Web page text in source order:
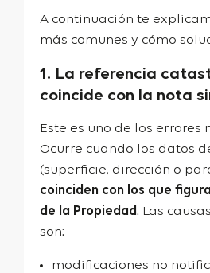
A continuación te
más comunes y cómo
1. La referencia
coincide con la nota
Este es uno de los errores
Ocurre cuando los datos
(superficie, dirección o
coinciden con los que
de la Propiedad. Las
son:
modificaciones no